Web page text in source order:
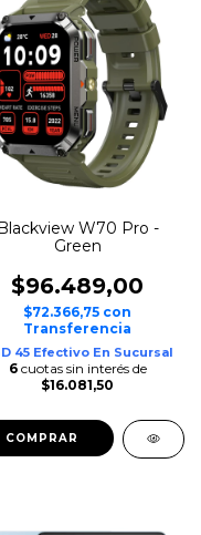
W70 Pro -
Green
$96.489,00
$72.366,75 con
Transferencia
45 Efectivo En Sucursal
6 cuotas sin interés de
$16.081,50